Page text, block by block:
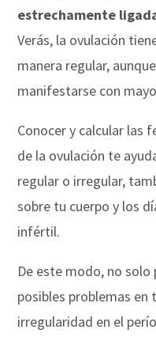
estrechamente
Verás, la ovulación
manera regular,
manifestarse con
Conocer y calcular las
de la ovulación te
regular o irregular,
sobre tu cuerpo y los
infértil.
De este modo, no
posibles problemas en
irregularidad en el